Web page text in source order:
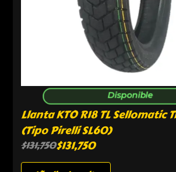
Disponible
Llanta KTO R18 TL Sellomatic
(Tipo Pirelli SL60)
$131,750$131,750